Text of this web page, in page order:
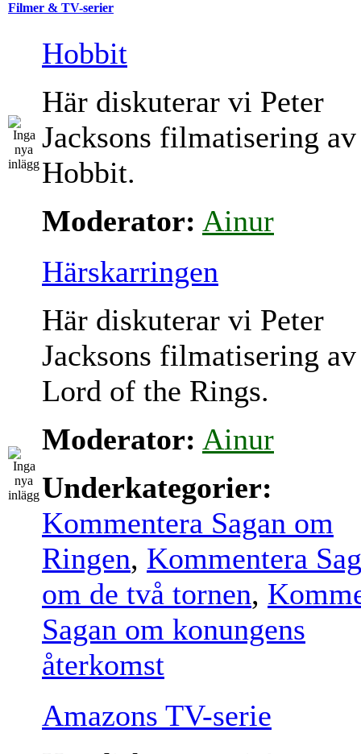
Filmer & TV-serier
Hobbit
Här diskuterar vi Peter
Jacksons filmatisering
Hobbit.
Moderator: Ainur
Härskarringen
Här diskuterar vi Peter
Jacksons filmatisering
Lord of the Rings.
Moderator: Ainur
Underkategorier:
Kommentera Sagan om
Ringen, Kommentera
om de två tornen,
Sagan om konungens
återkomst
Amazons TV-serie